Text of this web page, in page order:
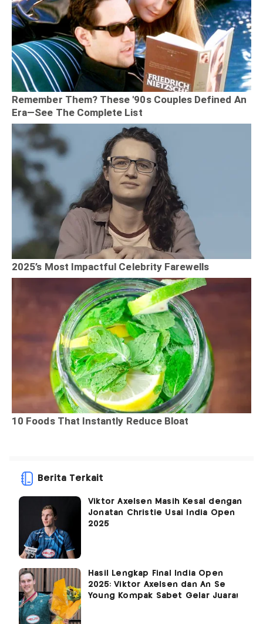
Berita Terkait
Viktor Axelsen Masih Kesal dengan
Jonatan Christie Usai India Open
2025
Hasil Lengkap Final India Open
2025: Viktor Axelsen dan An Se
Young Kompak Sabet Gelar Juara!